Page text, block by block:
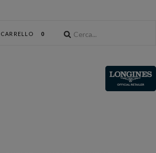
CARRELLO 0